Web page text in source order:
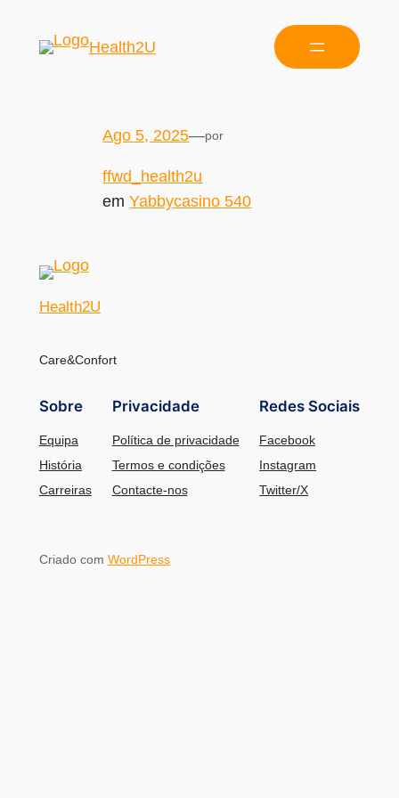
Health2U
Ago 5, 2025—por
ffwd_health2u
emYabbycasino 540
Health2U
Care&Confort
Sobre
Equipa
História
Carreiras
Privacidade
Política de privacidade
Termos e condições
Contacte-nos
Redes Sociais
Facebook
Instagram
Twitter/X
Criado com WordPress